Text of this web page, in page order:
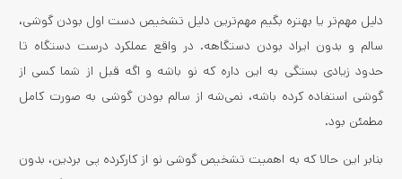
دلیل مهم‌تر یا بهتره بگیم مهم‌ترین دلیل تشخیص دست اول بودن گوشی،
سالم و بدون ایراد بودن دستگاهه. در واقع عملکرد درست دستگاه تا
حدود زیادی بستگی به این داره که نو باشه و اگه قبل از شما کسی از
گوشی استفاده کرده باشه، نمی‌شه از سالم بودن گوشی به صورت کامل
مطمئن بود.
بنابر این حالا که به اهمیت تشخیص گوشی نو از کارکرده پی بردین، بدون